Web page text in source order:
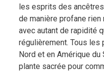
les esprits des
de manière profane
avec autant de rapidité
régulièrement. Tous les
Nord et en Amérique
plante sacrée pour